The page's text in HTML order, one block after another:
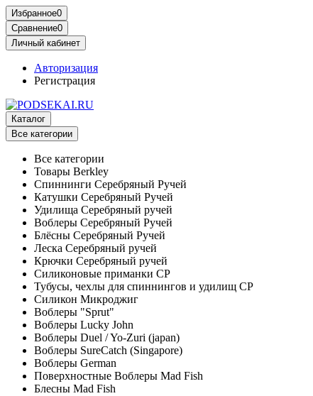
Избранное0
Сравнение0
Личный кабинет
Авторизация
Регистрация
Каталог
Все категории
Все категории
Товары Berkley
Спиннинги Серебряный Ручей
Катушки Серебряный Ручей
Удилища Серебряный ручей
Воблеры Серебряный Ручей
Блёсны Серебряный Ручей
Леска Серебряный ручей
Крючки Серебряный ручей
Силиконовые приманки СР
Тубусы, чехлы для спиннингов и удилищ СР
Силикон Микроджиг
Воблеры "Sprut"
Воблеры Lucky John
Воблеры Duel / Yo-Zuri (japan)
Воблеры SureCatch (Singapore)
Воблеры German
Поверхностные Воблеры Mad Fish
Блесны Mad Fish